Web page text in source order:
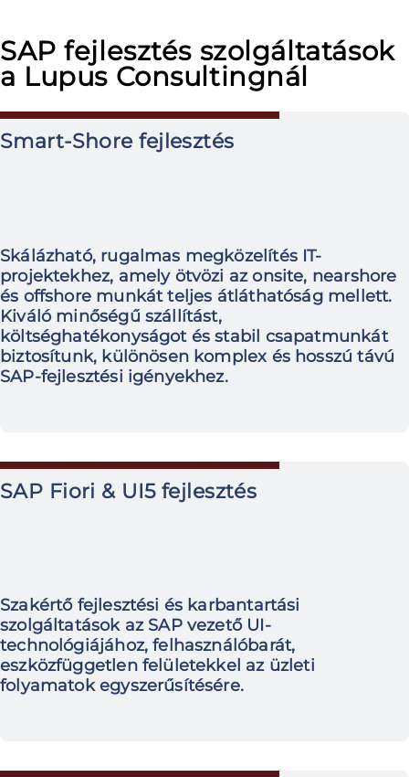
SAP fejlesztés szolgáltatások
a Lupus Consultingnál
Smart-Shore fejlesztés
Skálázható, rugalmas megközelítés IT-
projektekhez, amely ötvözi az onsite, nearshore
és offshore munkát teljes átláthatóság mellett.
Kiváló minőségű szállítást,
költséghatékonyságot és stabil csapatmunkát
biztosítunk, különösen komplex és hosszú távú
SAP-fejlesztési igényekhez.
SAP Fiori & UI5 fejlesztés
Szakértő fejlesztési és karbantartási
szolgáltatások az SAP vezető UI-
technológiájához, felhasználóbarát,
eszközfüggetlen felületekkel az üzleti
folyamatok egyszerűsítésére.